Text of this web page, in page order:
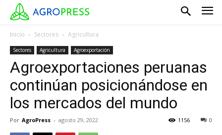
Inicio Sectores Agricultura
Sectores Agricultura Agroexportación
Agroexportaciones peruanas
continúan posicionándose en
los mercados del mundo
Por AgroPress - agosto 29, 2022 0
1156